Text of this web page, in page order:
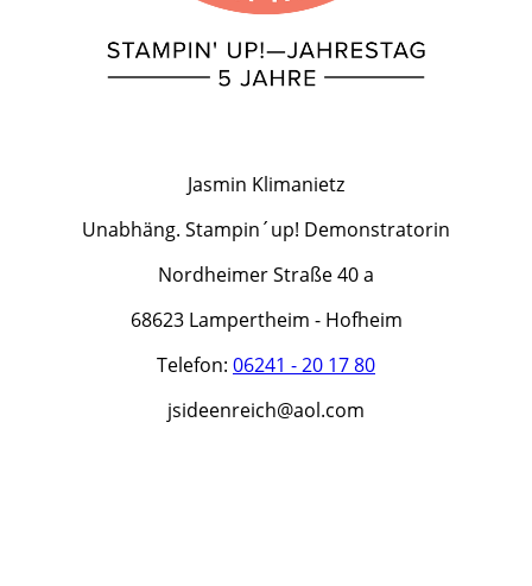
Jasmin Klimanietz
Unabhäng. Stampin´up! Demonstratorin
Nordheimer Straße 40 a
68623 Lampertheim - Hofheim
Telefon: 06241 - 20 17 80
jsideenreich@aol.com